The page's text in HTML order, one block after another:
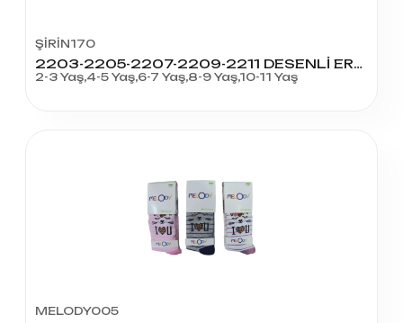
ŞİRİN170
2203-2205-2207-2209-2211 DESENLİ ERKEK ÇOCUK PATİK
2-3 Yaş,4-5 Yaş,6-7 Yaş,8-9 Yaş,10-11 Yaş
MELODY005